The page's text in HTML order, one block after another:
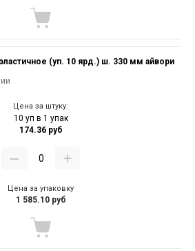
(уп. 10 ярд.) ш. 330 мм айвори
Цена за штуку:
10 уп в 1 упак
174.36 руб
Цена за упаковку
1 585.10 руб